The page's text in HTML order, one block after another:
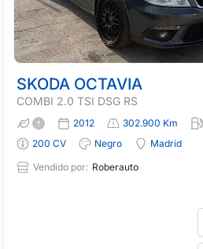
SKODA OCTAVIA
COMBI 2.0 TSI DSG RS
2012 302.900 Km
200 CV
Negro
Madrid
Vendido por: Roberauto